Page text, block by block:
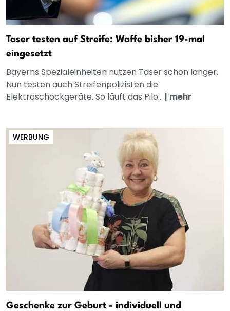
Taser testen auf Streife: Waffe bisher 19-mal
eingesetzt
Bayerns Spezialeinheiten nutzen Taser schon länger.
Nun testen auch Streifenpolizisten die
Elektroschockgeräte. So läuft das Pilo... | mehr
WERBUNG
Geschenke zur Geburt - individuell und